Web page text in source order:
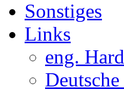
Sonstiges
Links
eng.